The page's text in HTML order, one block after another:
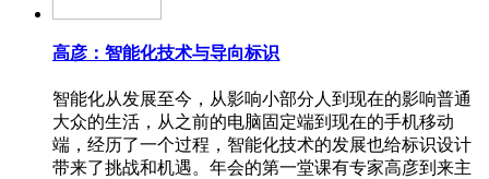
高彦：智能化技术与导向标识
智能化从发展至今，从影响小部分人到现在的影响普通
大众的生活，从之前的电脑固定端到现在的手机移动
端，经历了一个过程，智能化技术的发展也给标识设计
带来了挑战和机遇。年会的第一堂课有专家高彦到来主